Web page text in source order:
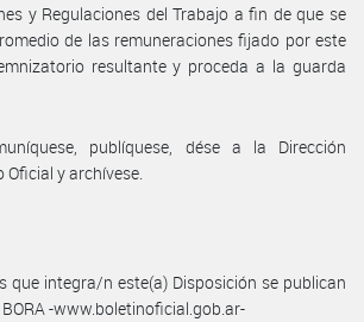
y Regulaciones del Trabajo a fin de que se
de las remuneraciones fijado por este
resultante y proceda a la guarda
publíquese, dése a la Dirección
y archívese.
que integra/n este(a) Disposición se publican
-www.boletinoficial.gob.ar-